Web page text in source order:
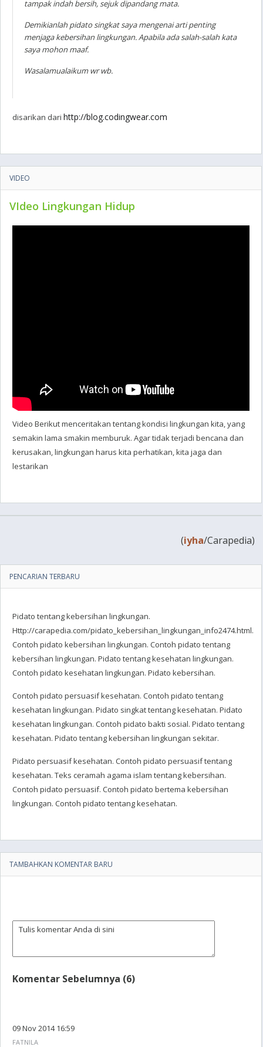
tampak indah bersih, sejuk dipandang mata.
Demikianlah pidato singkat saya mengenai arti penting
menjaga kebersihan lingkungan. Apabila ada salah-salah kata
saya mohon maaf.
Wasalamualaikum wr wb.
disarikan dari http://blog.codingwear.com
VIDEO
VIdeo Lingkungan Hidup
Video Berikut menceritakan tentang kondisi lingkungan kita, yang
semakin lama smakin memburuk. Agar tidak terjadi bencana dan
kerusakan, lingkungan harus kita perhatikan, kita jaga dan
lestarikan
(iyha/Carapedia)
PENCARIAN TERBARU
Pidato tentang kebersihan lingkungan.
Http://carapedia.com/pidato_kebersihan_lingkungan_info2474.html.
Contoh pidato kebersihan lingkungan. Contoh pidato tentang
kebersihan lingkungan. Pidato tentang kesehatan lingkungan.
Contoh pidato kesehatan lingkungan. Pidato kebersihan.
Contoh pidato persuasif kesehatan. Contoh pidato tentang
kesehatan lingkungan. Pidato singkat tentang kesehatan. Pidato
kesehatan lingkungan. Contoh pidato bakti sosial. Pidato tentang
kesehatan. Pidato tentang kebersihan lingkungan sekitar.
Pidato persuasif kesehatan. Contoh pidato persuasif tentang
kesehatan. Teks ceramah agama islam tentang kebersihan.
Contoh pidato persuasif. Contoh pidato bertema kebersihan
lingkungan. Contoh pidato tentang kesehatan.
TAMBAHKAN KOMENTAR BARU
Komentar Sebelumnya (6)
09 Nov 2014 16:59
FATNILA